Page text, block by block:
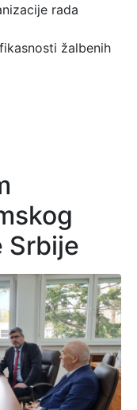
rada
žalbenih
Srbije